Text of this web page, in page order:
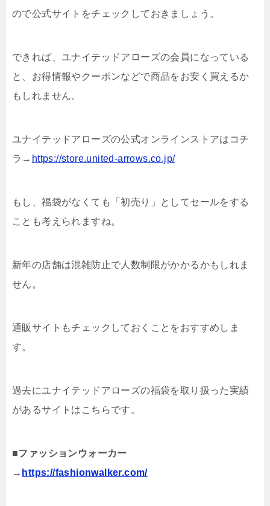
ので公式サイトをチェックしておきましょう。
できれば、ユナイテッドアローズの会員になっている
と、お得情報やクーポンなどで商品をお安く買えるか
もしれません。
ユナイテッドアローズの公式オンラインストアはコチ
ラ→ https://store.united-arrows.co.jp/
もし、福袋がなくても「初売り」としてセールをする
ことも考えられますね。
新年の店舗は混雑防止で人数制限がかかるかもしれま
せん。
通販サイトもチェックしておくことをおすすめしま
す。
過去にユナイテッドアローズの福袋を取り扱った実績
があるサイトはこちらです。
■ファッションウォーカー
→ https://fashionwalker.com/